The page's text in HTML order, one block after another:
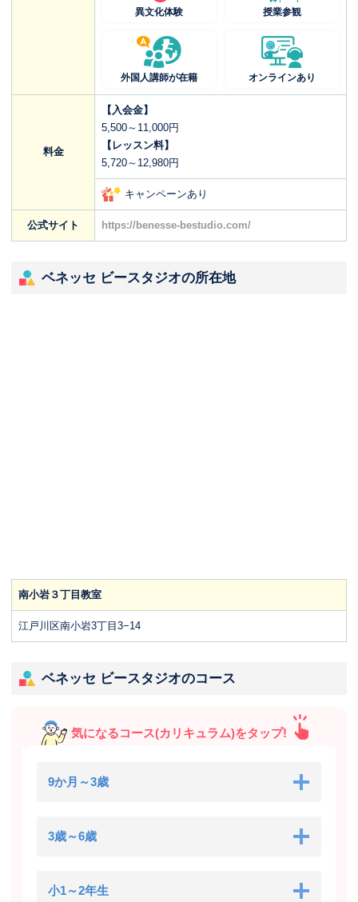
異文化体験 授業参観
外国人講師が在籍 オンラインあり
料金
【入会金】
5,500～11,000円
【レッスン料】
5,720～12,980円
キャンペーンあり
公式サイト https://benesse-bestudio.com/
ベネッセ ビースタジオの所在地
南小岩３丁目教室
江戸川区南小岩3丁目3−14
ベネッセ ビースタジオのコース
気になるコース(カリキュラム)をタップ!
9か月～3歳
3歳～6歳
小1～2年生